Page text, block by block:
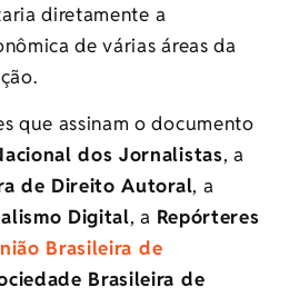
diretamente a
de várias áreas da
que assinam o documento
dos Jornalistas, a
de Direito Autoral, a
Digital, a Repórteres
Brasileira de
Brasileira de